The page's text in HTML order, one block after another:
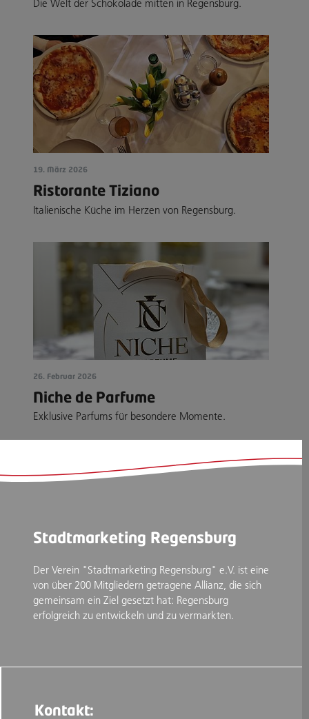
Die Welt der Schokolade mitten in Regensburg.
19. März 2026
Ristorante Tiziano
Italienische Küche im Herzen von Regensburg.
26. Februar 2026
Niche de Parfume
Exklusive Parfums für besondere Momente.
Stadtmarketing Regensburg
Der Verein "Stadtmarketing Regensburg" e.V. ist eine
von über 200 Mitgliedern getragene Allianz, die sich
gemeinsam ein Ziel gesetzt hat: Regensburg
erfolgreich zu entwickeln und zu vermarkten.
Kontakt: